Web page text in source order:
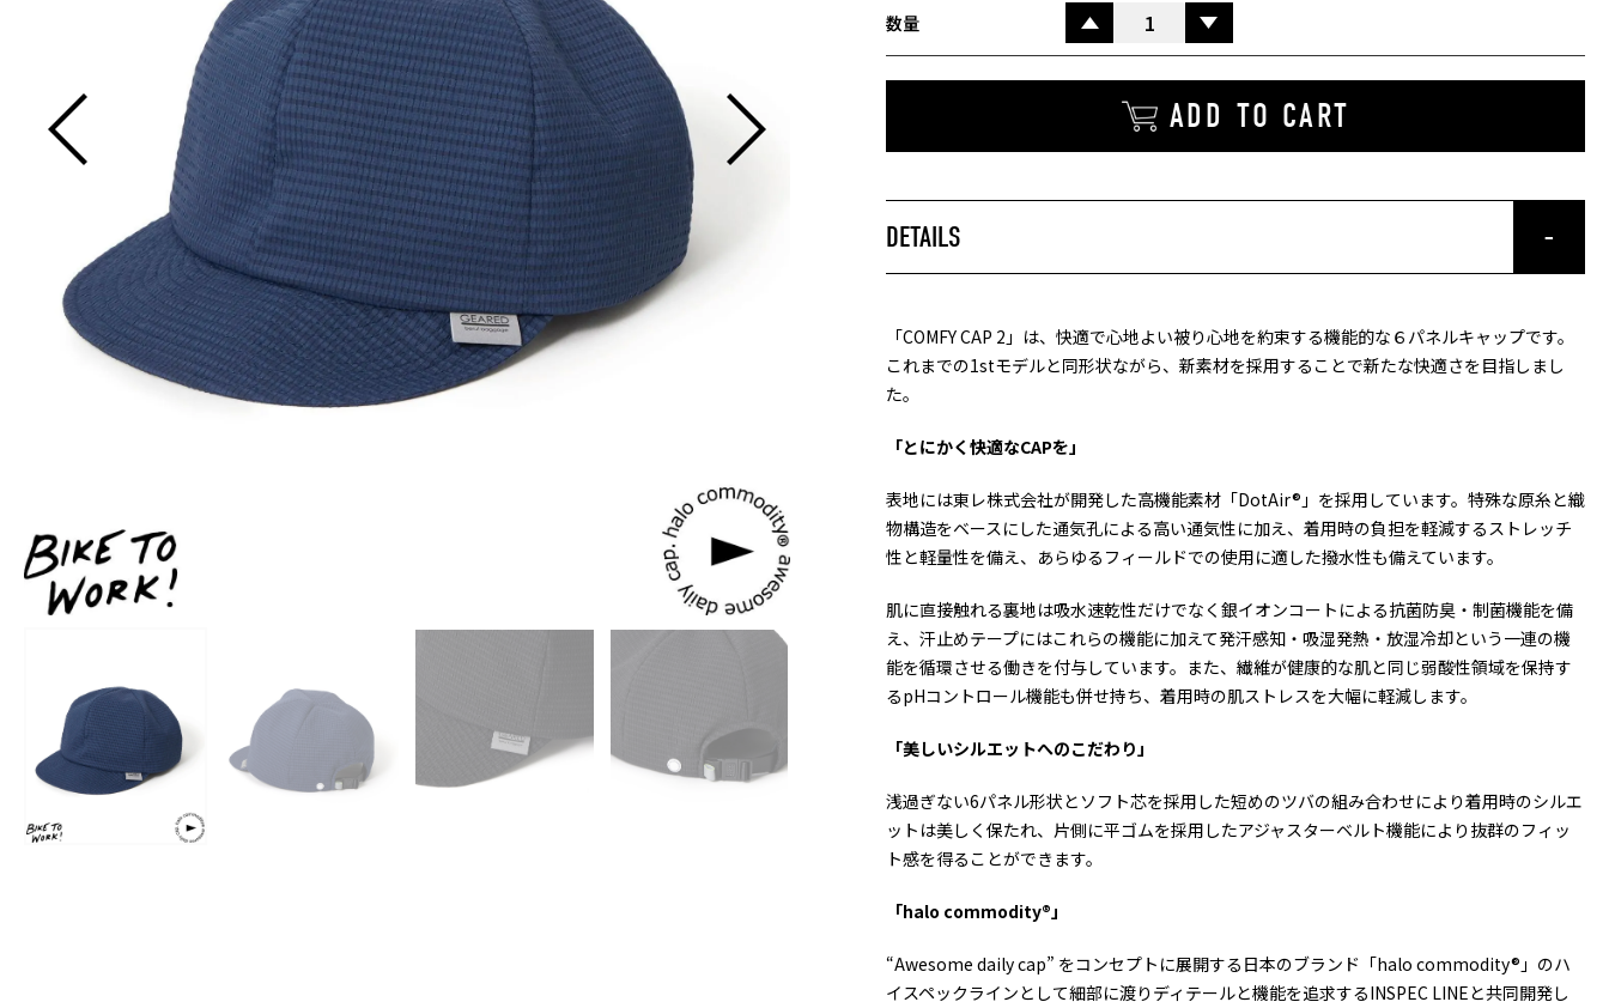
数量
ADD TO CART
DETAILS
「COMFY CAP 2」は、快適で心地よい被り心地を約束する機能的な６パネルキャップです。
これまでの1stモデルと同形状ながら、新素材を採用することで新たな快適さを目指しまし
た。
「とにかく快適なCAPを」
表地には東レ株式会社が開発した高機能素材「DotAir®」を採用しています。特殊な原糸と織
物構造をベースにした通気孔による高い通気性に加え、着用時の負担を軽減するストレッチ
性と軽量性を備え、あらゆるフィールドでの使用に適した撥水性も備えています。
肌に直接触れる裏地は吸水速乾性だけでなく銀イオンコートによる抗菌防臭・制菌機能を備
え、汗止めテープにはこれらの機能に加えて発汗感知・吸湿発熱・放湿冷却という一連の機
能を循環させる働きを付与しています。また、繊維が健康的な肌と同じ弱酸性領域を保持す
るpHコントロール機能も併せ持ち、着用時の肌ストレスを大幅に軽減します。
「美しいシルエットへのこだわり」
浅過ぎない6パネル形状とソフト芯を採用した短めのツバの組み合わせにより着用時のシルエ
ットは美しく保たれ、片側に平ゴムを採用したアジャスターベルト機能により抜群のフィッ
ト感を得ることができます。
「halo commodity®」
“Awesome daily cap” をコンセプトに展開する日本のブランド「halo commodity®」のハ
イスペックラインとして細部に渡りディテールと機能を追求するINSPEC LINEと共同開発し